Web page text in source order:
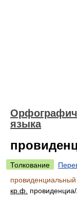
языка
Толкование
провиденциальный
кр.ф.
провиденциа/